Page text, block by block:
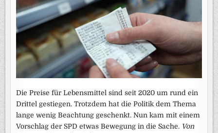
Die Preise für Lebensmittel sind seit 2020 um rund ein
Drittel gestiegen. Trotzdem hat die Politik dem Thema
lange wenig Beachtung geschenkt. Nun kam mit einem
Vorschlag der SPD etwas Bewegung in die Sache. Von